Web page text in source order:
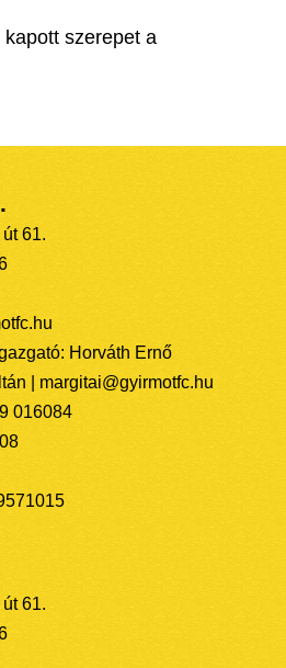
szerepet a
61.
Horváth Ernő
| margitai@gyirmotfc.hu
016084
61.